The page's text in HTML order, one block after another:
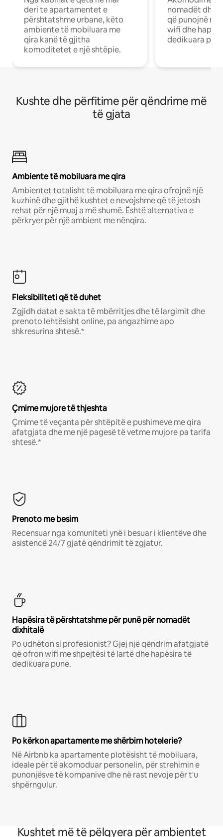
deri te apartamentet e
përshtatshme urbane, këto
ambiente të mobiluara me
qira kanë të gjitha
komoditetet e një shtëpie.
nomadët dhe
që punojnë në
wifi dhe
dedikuara
Kushte dhe përfitime për qëndrime më
të gjata
Ambiente të mobiluara me qira
Ambientet totalisht të mobiluara me qira ofrojnë një
kuzhinë dhe gjithë kushtet e nevojshme që të jetosh
rehat për një muaj a më shumë. Është alternativa e
përkryer për një ambient me nënqira.
Fleksibiliteti që të duhet
Zgjidh datat e sakta të mbërritjes dhe të largimit dhe
prenoto lehtësisht online, pa angazhime apo
shkresurina shtesë.*
Çmime mujore të thjeshta
Çmime të veçanta për shtëpitë e pushimeve me qira
afatgjata dhe me një pagesë të vetme mujore pa tarifa
shtesë.*
Prenoto me besim
Recensuar nga komuniteti ynë i besuar i klientëve dhe
asistencë 24/7 gjatë qëndrimit të zgjatur.
Hapësira të përshtatshme për punë për nomadët
dixhitalë
Po udhëton si profesionist? Gjej një qëndrim afatgjatë
që ofron wifi me shpejtësi të lartë dhe hapësira të
dedikuara pune.
Po kërkon apartamente me shërbim hotelerie?
Në Airbnb ka apartamente plotësisht të mobiluara,
ideale për të akomoduar personelin, për strehimin e
punonjësve të kompanive dhe në rast nevoje për t'u
shpërngulur.
Kushtet më të pëlqyera për ambientet